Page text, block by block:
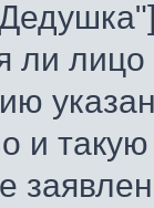
ли
и такую